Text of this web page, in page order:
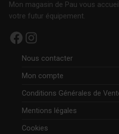
Mon magasin de Pau vous
votre futur équipement.
Facebook Instagram
Nous contacter
Mon compte
Conditions Générales de
Mentions légales
Cookies